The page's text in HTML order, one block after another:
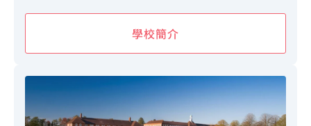
學校簡介